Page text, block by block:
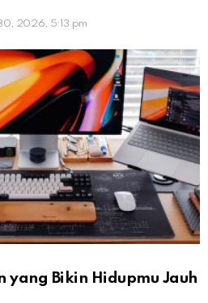
2026, 5:13 pm
yang Bikin Hidupmu Jauh